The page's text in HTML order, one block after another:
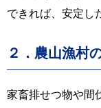
できれば、安定し
２．農山漁村
家畜排せつ物や間